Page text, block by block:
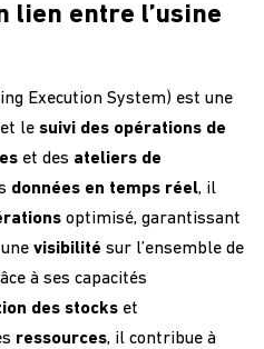
lien entre l’usine
Execution System) est une
et le suivi des opérations de
et des ateliers de
données en temps réel, il
optimisé, garantissant
visibilité sur l’ensemble de
à ses capacités
des stocks et
ressources, il contribue à